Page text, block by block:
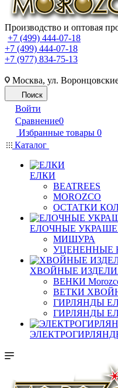
Производство и оптовая
+7 (499) 444-07-18
+7 (499) 444-07-18
+7 (977) 834-75-13
Москва, ул.
Поиск
Войти
Сравнение0
Избранные товары 0
Каталог
ЕЛКИ
BEATREES
MOROZCO
ОСТАТКИ
ЕЛОЧНЫЕ
МИШУРА
УЦЕНЕННЫЕ
ХВОЙНЫЕ
ВЕНКИ
ВЕТКИ
ГИРЛЯНДЫ
ГИРЛЯНДЫ